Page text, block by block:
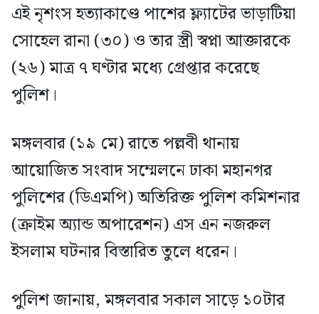
এই নৃশংস হত্যাকাণ্ডে পাশের ফ্ল্যাটের ভাড়াটিয়া
সোহেল রানা (৩০) ও তার স্ত্রী স্বপ্না আক্তারকে
(২৬) মাত্র ৭ ঘণ্টার মধ্যে গ্রেপ্তার করেছে
পুলিশ।
মঙ্গলবার (১৯ মে) রাতে পল্লবী থানায়
আয়োজিত সংবাদ সম্মেলনে ঢাকা মহানগর
পুলিশের (ডিএমপি) অতিরিক্ত পুলিশ কমিশনার
(ক্রাইম অ্যান্ড অপারেশন) এস এন নজরুল
ইসলাম ঘটনার বিস্তারিত তুলে ধরেন।
পুলিশ জানায়, মঙ্গলবার সকাল সাড়ে ১০টার